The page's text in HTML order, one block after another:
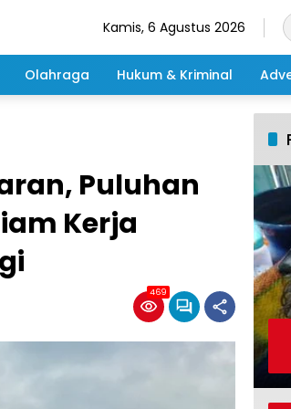
Kamis, 6 Agustus 2026
Olahraga Hukum & Kriminal
Puluhan
Kerja
469